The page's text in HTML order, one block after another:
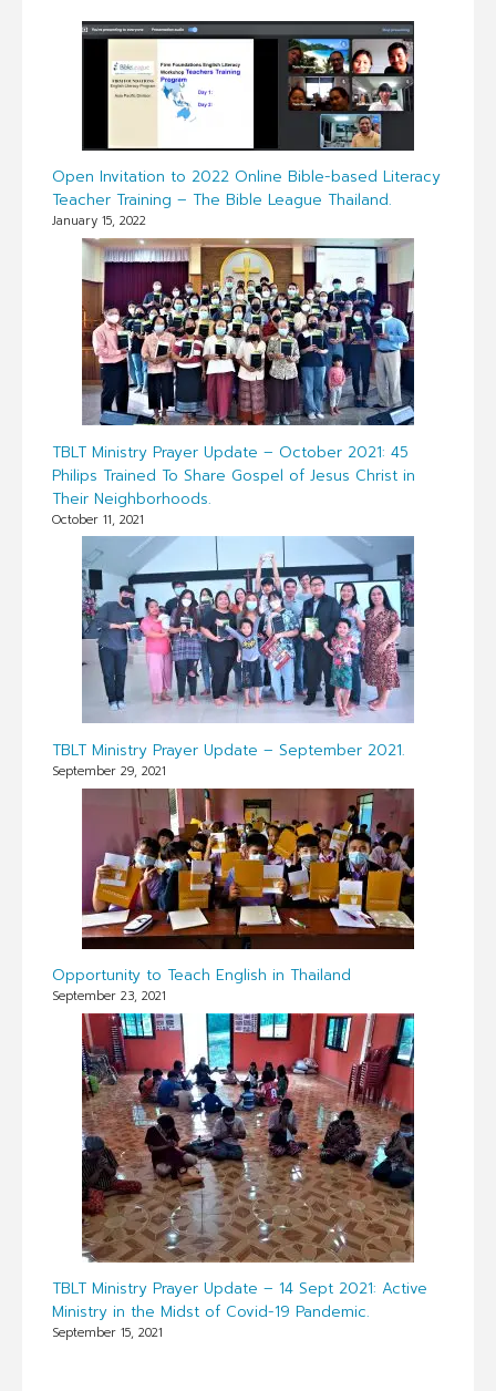
Open Invitation to 2022 Online Bible-based Literacy
Teacher Training – The Bible League Thailand.
January 15, 2022
TBLT Ministry Prayer Update – October 2021: 45
Philips Trained To Share Gospel of Jesus Christ in
Their Neighborhoods.
October 11, 2021
TBLT Ministry Prayer Update – September 2021.
September 29, 2021
Opportunity to Teach English in Thailand
September 23, 2021
TBLT Ministry Prayer Update – 14 Sept 2021: Active
Ministry in the Midst of Covid-19 Pandemic.
September 15, 2021